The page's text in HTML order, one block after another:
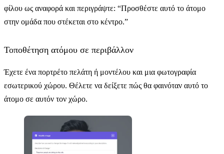
φίλου ως αναφορά και περιγράψτε: “Προσθέστε αυτό το άτομο
στην ομάδα που στέκεται στο κέντρο.”
Τοποθέτηση ατόμου σε περιβάλλον
Έχετε ένα πορτρέτο πελάτη ή μοντέλου και μια φωτογραφία
εσωτερικού χώρου. Θέλετε να δείξετε πώς θα φαινόταν αυτό το
άτομο σε αυτόν τον χώρο.